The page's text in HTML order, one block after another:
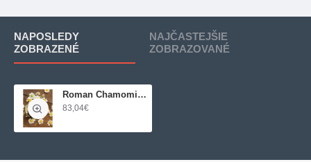
NAPOSLEDY
ZOBRAZENÉ
NAJČASTEJŠIE
ZOBRAZOVANÉ
Roman Chamomile (Harmanček)
83,04€